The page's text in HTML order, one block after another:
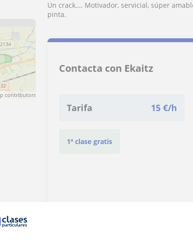
contributors
Un crack…. Motivador, servicial, súper
pinta.
Contacta con Ekaitz
Tarifa 15 €/h
1ª clase gratis